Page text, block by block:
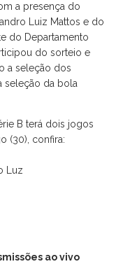
a presença do
Luiz Mattos e do
do Departamento
do sorteio e
a seleção dos
seleção da bola
B terá dois jogos
(30), confira:
Luz
ao vivo